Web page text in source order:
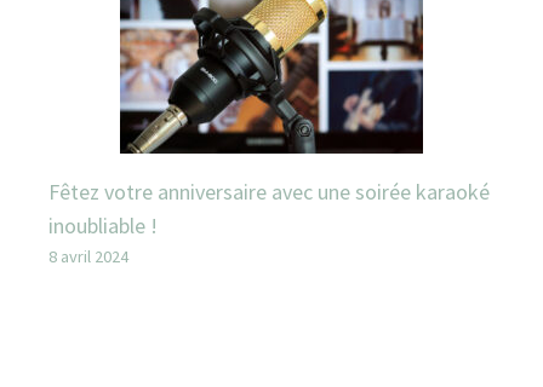
Fêtez votre anniversaire avec une soirée karaoké
inoubliable !
8 avril 2024